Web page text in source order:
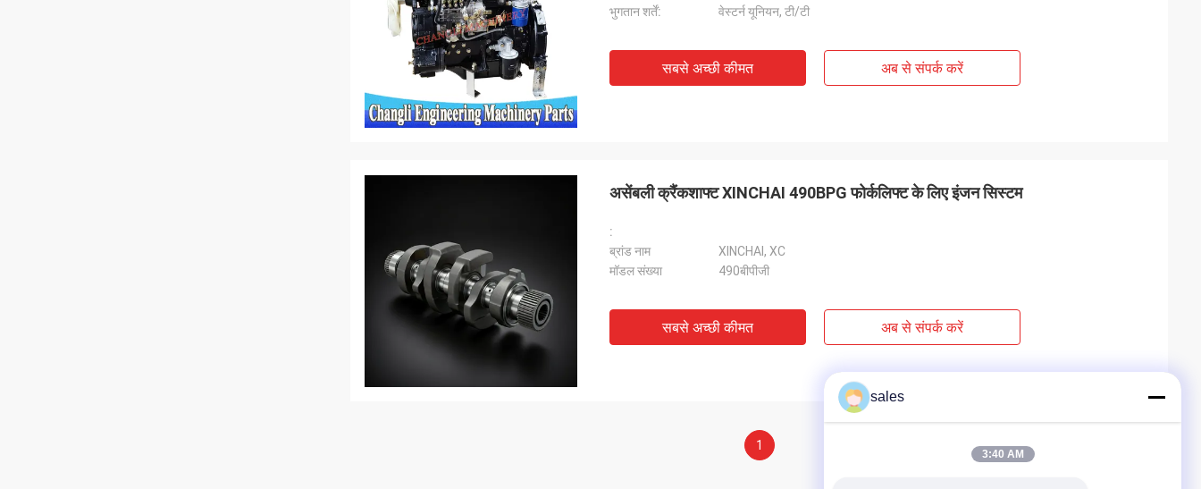
भुगतान शर्तें:
वेस्टर्न यूनियन, टी/टी
सबसे अच्छी कीमत अब से संपर्क करें
असेंबली क्रैंकशाफ्ट XINCHAI 490BPG फोर्कलिफ्ट के लिए इंजन सिस्टम
:
ब्रांड नाम
XINCHAI, XC
मॉडल संख्या
490बीपीजी
सबसे अच्छी कीमत अब से संपर्क करें
1
sales
3:40 AM